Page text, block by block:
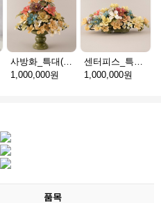
사방화_특대(천연옥꽃_택배)
1,000,000원
센터피스_특대(천연옥꽃_택배)
1,000,000원
품목